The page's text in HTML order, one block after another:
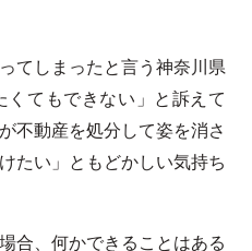
てしまったと言う神奈川県
てもできない」と訴えて
不動産を処分して姿を消さ
たい」ともどかしい気持ち
合、何かできることはある